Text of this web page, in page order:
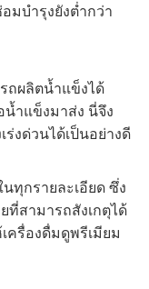
มบำรุงยังต่ำกว่า
ถผลิตน้ำแข็งได้
ำแข็งมาส่ง นี่จึง
งด่วนได้เป็นอย่างดี
ทุกรายละเอียด ซึ่ง
ที่สามารถสังเกตุได้
ครื่องดื่มดูพรีเมียม